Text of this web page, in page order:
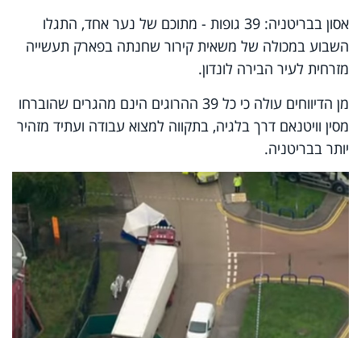
אסון בבריטניה: 39 גופות - מתוכם של נער אחד, התגלו
השבוע במכולה של משאית קירור שחנתה בפארק תעשייה
מזרחית לעיר הבירה לונדון.
מן הדיווחים עולה כי כל 39 ההרוגים הינם מהגרים שהוברחו
מסין וויטנאם דרך בלגיה, בתקווה למצוא עבודה ועתיד מזהיר
יותר בבריטניה.